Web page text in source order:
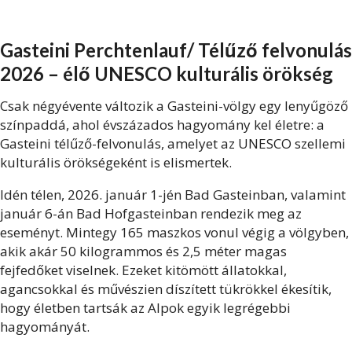
Gasteini Perchtenlauf/ Télűző felvonulás
2026 – élő UNESCO kulturális örökség
Csak négyévente változik a Gasteini-völgy egy lenyűgöző
színpaddá, ahol évszázados hagyomány kel életre: a
Gasteini télűző-felvonulás, amelyet az UNESCO szellemi
kulturális örökségeként is elismertek.
Idén télen, 2026. január 1-jén Bad Gasteinban, valamint
január 6-án Bad Hofgasteinban rendezik meg az
eseményt. Mintegy 165 maszkos vonul végig a völgyben,
akik akár 50 kilogrammos és 2,5 méter magas
fejfedőket viselnek. Ezeket kitömött állatokkal,
agancsokkal és művészien díszített tükrökkel ékesítik,
hogy életben tartsák az Alpok egyik legrégebbi
hagyományát.